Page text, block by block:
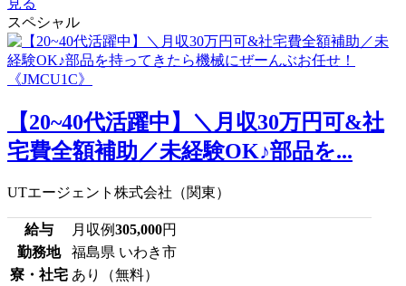
スペシャル
【20~40代活躍中】＼月収30万円可&社
宅費全額補助／未経験OK♪部品を...
UTエージェント株式会社（関東）
給与 月収例305,000円
勤務地
福島県 いわき市
寮・社宅 あり（無料）